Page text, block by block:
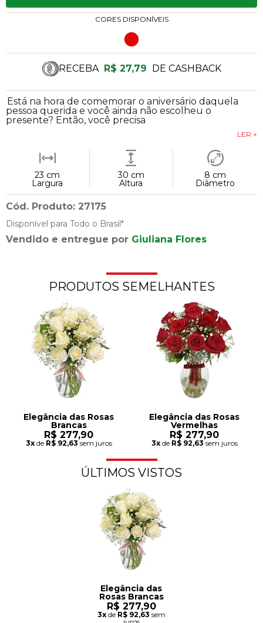
Está na hora de comemorar o aniversário daquela
pessoa querida e você ainda não escolheu o
presente? Então, você precisa
LER +
CORES DISPONÍVEIS
23 cm
Largura
30 cm
Altura
8 cm
Diâmetro
Cód. Produto: 27175
Disponível para Todo o Brasil*
Vendido e entregue por Giuliana Flores
RECEBA R$ 27,79 DE CASHBACK
PRODUTOS SEMELHANTES
Elegância das Rosas
Brancas
R$ 277,90
3xde R$ 92,63sem juros
Elegância das Rosas
Vermelhas
R$ 277,90
3xde R$ 92,63sem juros
ÚLTIMOS VISTOS
Elegância das
Rosas Brancas
R$ 277,90
3xde R$ 92,63 sem